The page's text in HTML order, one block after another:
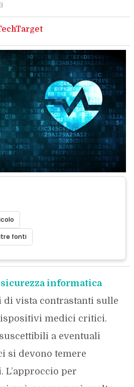
fonti
sicurezza informatica
di vista contrastanti sulle
medici critici.
a eventuali
si devono temere
L’approccio per